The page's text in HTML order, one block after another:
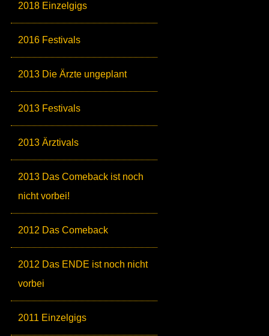
2018 Einzelgigs
2016 Festivals
2013 Die Ärzte ungeplant
2013 Festivals
2013 Ärztivals
2013 Das Comeback ist noch
nicht vorbei!
2012 Das Comeback
2012 Das ENDE ist noch nicht
vorbei
2011 Einzelgigs